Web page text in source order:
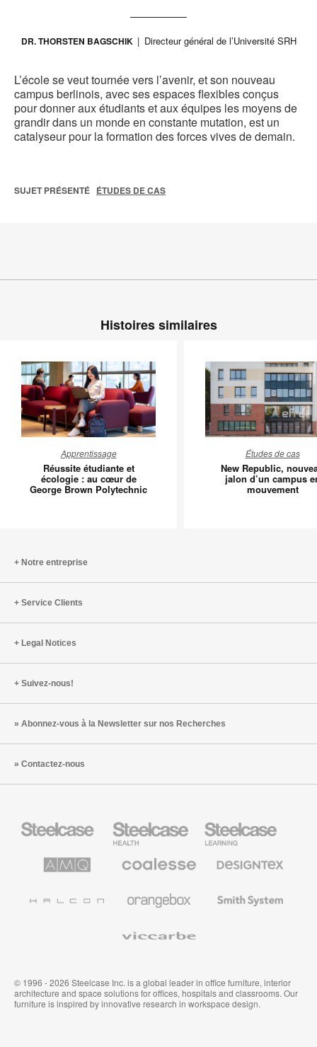
DR. THORSTEN BAGSCHIK Directeur général de l’Université SRH
L’école se veut tournée vers l’avenir, et son nouveau
campus berlinois, avec ses espaces flexibles conçus
pour donner aux étudiants et aux équipes les moyens de
grandir dans un monde en constante mutation, est un
catalyseur pour la formation des forces vives de demain.
SUJET PRÉSENTÉ ÉTUDES DE CAS
Histoires similaires
étudiante
et
écologie
Apprentissage
Réussite étudiante et
écologie : au cœur de
George Brown Polytechnic
nouveau
jalon
Études de cas
New Republic,
jalon d’un campus
mouvement
Notre entreprise
Service Clients
Legal Notices
Suivez-nous!
Abonnez-vous à la Newsletter sur nos Recherches
Contactez-nous
Health
Mobilier
pour
secteur
Solutions
Mobilier
Premium
Textiles
Muraux
System
© 1996 - 2026 Steelcase Inc. is a global leader in office furniture, interior
architecture and space solutions for offices, hospitals and classrooms. Our
furniture is inspired by innovative research in workspace design.